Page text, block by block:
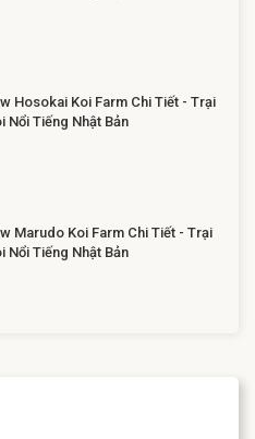
Hosokai Koi Farm Chi Tiết - Trại
Nổi Tiếng Nhật Bản
Marudo Koi Farm Chi Tiết - Trại
Nổi Tiếng Nhật Bản